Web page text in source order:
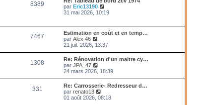
s
a
g
r
e
s
s
a
g
e
e
d
e
n
i
r
m
e
s
s
a
g
e
8389
parEric13190
o
e
d
e
r
n
e
r
m
e
s
s
31 mai 2026, 10:19
7467
Estimation en coût et en temp…
parAlex 46
o
l
e
d
e
r
n
i
21 juil. 2026, 13:37
1308
Re: Rénovation d'un maitre cy…
parJPA_47
o
r
l
e
d
24 mars 2026, 18:39
331
Re: Carrosserie- Redresseur d…
parrenato13
o
01 août 2026, 08:18